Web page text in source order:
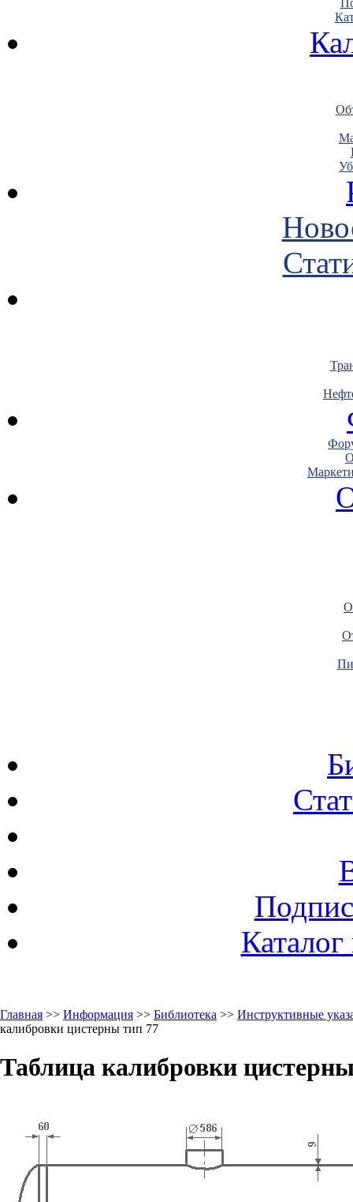
Главная >> Информация >> Библиотека >> Инструктивные
калибровки цистерны тип 77
Таблица калибровки